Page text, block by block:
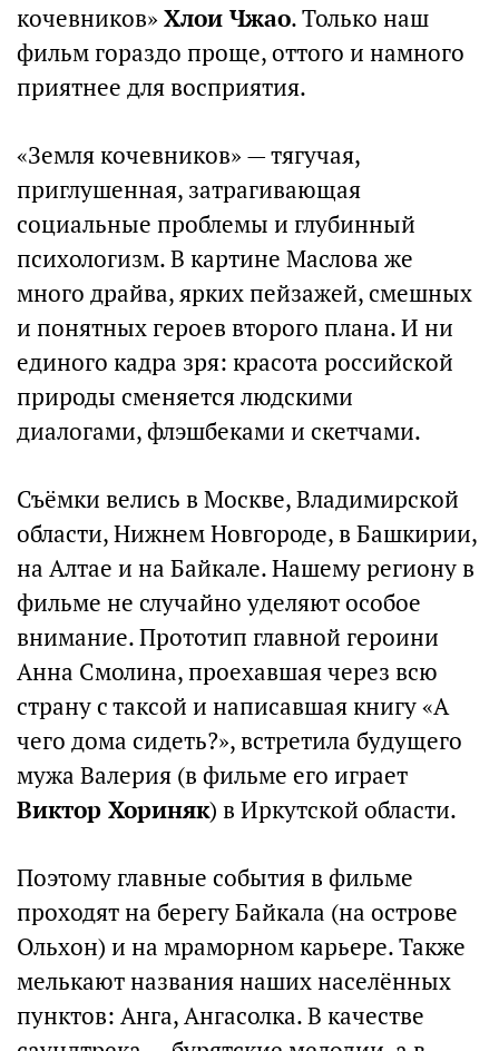
кочевников»Хлои Чжао. Только наш
фильм гораздо проще, оттого и намного
приятнее для восприятия.
«Земля кочевников» — тягучая,
приглушенная, затрагивающая
социальные проблемы и глубинный
психологизм. В картине Маслова же
много драйва, ярких пейзажей, смешных
и понятных героев второго плана. И ни
единого кадра зря: красота российской
природы сменяется людскими
диалогами, флэшбеками и скетчами.
Съёмки велись в Москве, Владимирской
области, Нижнем Новгороде, в Башкирии,
на Алтае и на Байкале. Нашему региону в
фильме не случайно уделяют особое
внимание. Прототип главной героини
Анна Смолина, проехавшая через всю
страну с таксой и написавшая книгу «А
чего дома сидеть?», встретила будущего
мужа Валерия (в фильме его играет
Виктор Хориняк) в Иркутской области.
Поэтому главные события в фильме
проходят на берегу Байкала (на острове
Ольхон) и на мраморном карьере. Также
мелькают названия наших населённых
пунктов: Анга, Ангасолка. В качестве